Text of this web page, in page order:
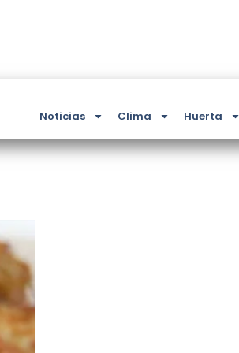
Noticias Clima Huerta